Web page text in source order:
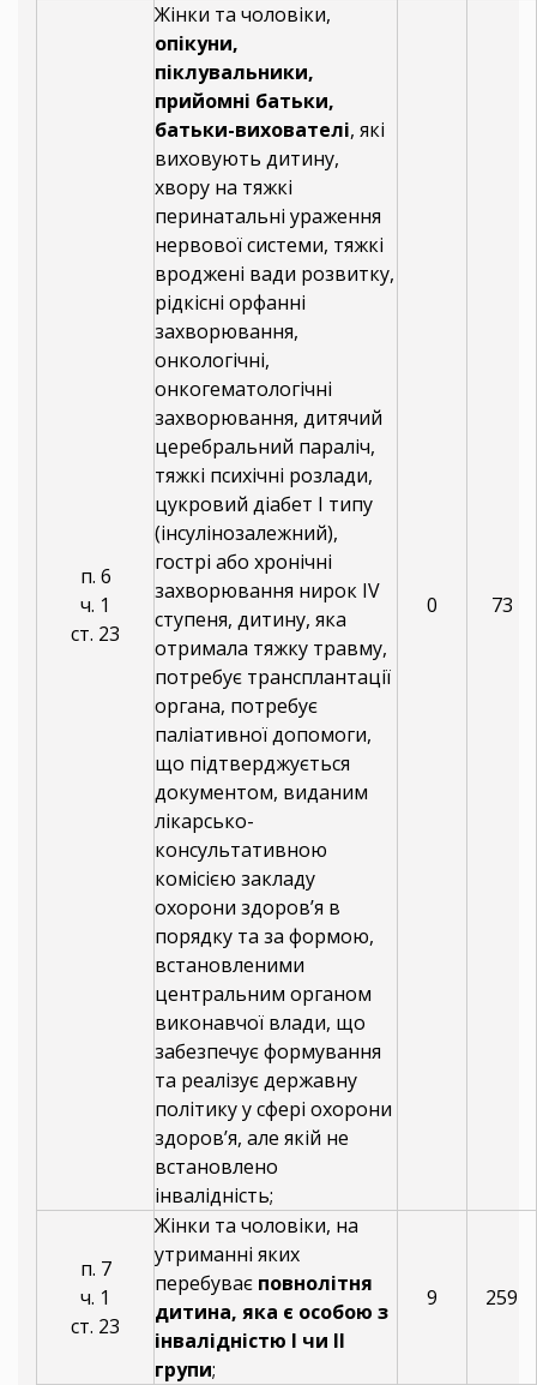
п. 6
ч. 1
ст. 23
Жінки та чоловіки,
опікуни,
піклувальники,
прийомні батьки,
батьки-вихователі, які
виховують дитину,
хвору на тяжкі
перинатальні ураження
нервової системи, тяжкі
вроджені вади розвитку,
рідкісні орфанні
захворювання,
онкологічні,
онкогематологічні
захворювання, дитячий
церебральний параліч,
тяжкі психічні розлади,
цукровий діабет I типу
(інсулінозалежний),
гострі або хронічні
захворювання нирок IV
ступеня, дитину, яка
отримала тяжку травму,
потребує трансплантації
органа, потребує
паліативної допомоги,
що підтверджується
документом, виданим
лікарсько-
консультативною
комісією закладу
охорони здоров’я в
порядку та за формою,
встановленими
центральним органом
виконавчої влади, що
забезпечує формування
та реалізує державну
політику у сфері охорони
здоров’я, але якій не
встановлено
інвалідність;
0 73
п. 7
ч. 1
ст. 23
Жінки та чоловіки, на
утриманні яких
перебуває повнолітня
дитина, яка є особою з
інвалідністю I чи II
групи;
9 259